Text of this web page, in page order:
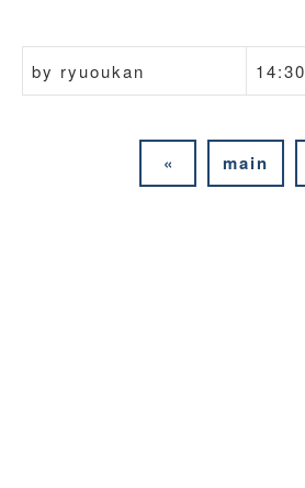
by ryuoukan 14:30
« main